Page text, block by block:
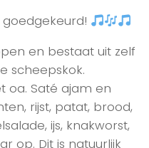
en bestaat uit zelf
scheepskok.
oa. Saté ajam en
rijst, patat, brood,
ijs, knakworst,
op. Dit is natuurlijk